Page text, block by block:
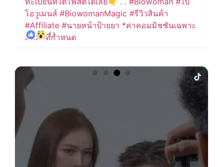
13